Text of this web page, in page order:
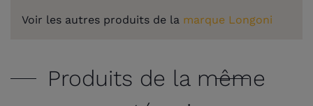
Voir les autres produits de la marque Longoni
Produits de la même